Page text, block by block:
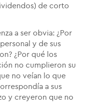
de corto
a ser obvia: ¿Por
y de sus
¿Por qué los
no cumplieron su
no veían lo que
a sus
y creyeron que no